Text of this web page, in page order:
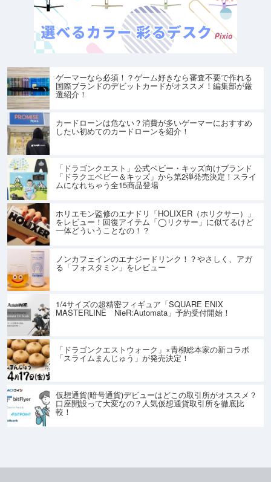
ゲーマーなら必須！？ゲーム好きなら審査不要で作れる
国際ブランドのデビットカードがオススメ！編集部が厳
選紹介！
カードローンは危ない？消費が多いゲーマーにおすすめ
したい初めてのカードローンを紹介！
「ドラゴンクエスト」公式ベビー・キッズ向けブランド
「ドラクエベビー＆キッズ」から第2弾発売決定！スライ
ムになれちゃう全15商品登場
ホリエモン監修のエナドリ「HOLIXER（ホリクサー）」
をレビュー！回復アイテム「◯リクサー」に似てるけど
一体どういうことなの！？
ノンカフェインのエナジードリンク！？やさしく、アガ
る「フォスタミン」をレビュー
1/4サイズの超精密フィギュア「SQUARE ENIX
MASTERLINE NieR:Automata」予約受付開始！
「ドラゴンクエストウォーク」×青柳総本家の新コラボ
「スライムまんじゅう」が発売決定！
仮想通貨(暗号通貨)デビューはどこの取引所がオススメ？
口座開設って大変なの？人気仮想通貨取引所を徹底比
較！